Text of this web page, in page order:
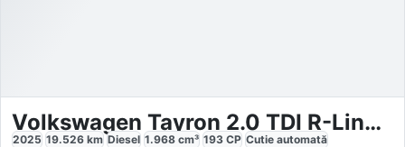
Volkswagen Tayron 2.0 TDI R-Line 4x4
2025 19.526 km Diesel 1.968 cm³ 193 CP Cutie automată